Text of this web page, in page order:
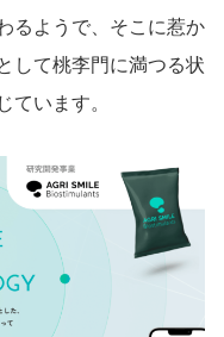
るようで、そこに惹か
して桃李門に満つる状
ています。